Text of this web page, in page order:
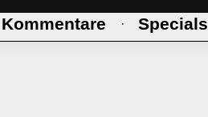
Kommentare · Specials